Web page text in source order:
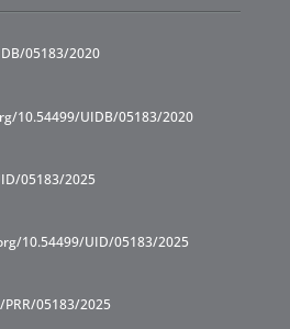
05183/2020
10.54499/UIDB/05183/2020
05183/2025
10.54499/UID/05183/2025
PRR/05183/2025